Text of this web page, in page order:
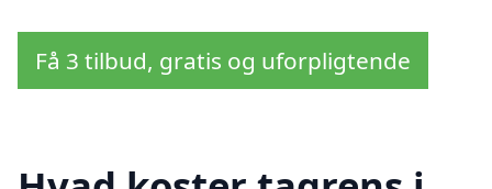
Få 3 tilbud, gratis og uforpligtende